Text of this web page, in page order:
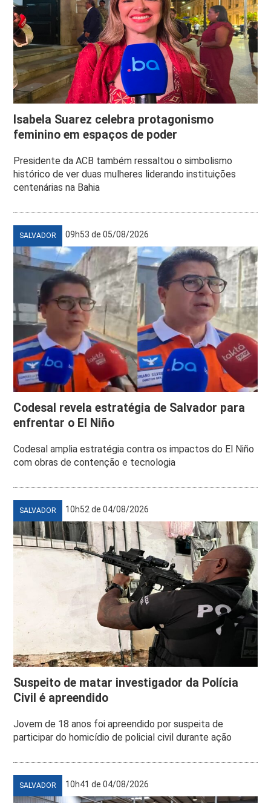
Isabela Suarez celebra protagonismo
feminino em espaços de poder
Presidente da ACB também ressaltou o simbolismo
histórico de ver duas mulheres liderando instituições
centenárias na Bahia
SALVADOR 09h53 de 05/08/2026
Codesal revela estratégia de Salvador para
enfrentar o El Niño
Codesal amplia estratégia contra os impactos do El Niño
com obras de contenção e tecnologia
SALVADOR 10h52 de 04/08/2026
Suspeito de matar investigador da Polícia
Civil é apreendido
Jovem de 18 anos foi apreendido por suspeita de
participar do homicídio de policial civil durante ação
SALVADOR 10h41 de 04/08/2026